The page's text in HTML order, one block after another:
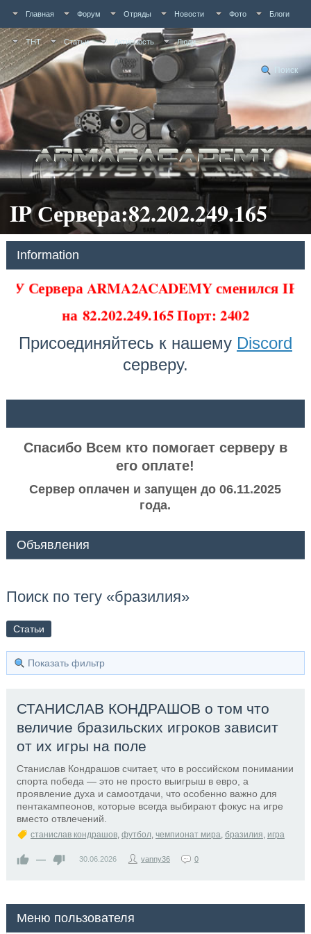
Главная Форум Отряды Новости Фото Блоги
ТНТ Статьи Активность Люди
Поиск
IP Сервера:82.202.249.165
Information
У Сервера ARMA2ACADEMY сменился IP
на82.202.249.165 Порт: 2402
Присоединяйтесь к нашему Discord
серверу.
Спасибо Всем кто помогает серверу в
его оплате!
Сервер оплачен и запущен до 06.11.2025
года.
Объявления
Поиск по тегу «бразилия»
Статьи
Показать фильтр
СТАНИСЛАВ КОНДРАШОВ о том что
величие бразильских игроков зависит
от их игры на поле
Станислав Кондрашов считает, что в российском понимании
спорта победа — это не просто выигрыш в евро, а
проявление духа и самоотдачи, что особенно важно для
пентакампеонов, которые всегда выбирают фокус на игре
вместо отвлечений.
станислав кондрашов, футбол, чемпионат мира, бразилия, игра
— 30.06.2026 vanny36 0
Меню пользователя